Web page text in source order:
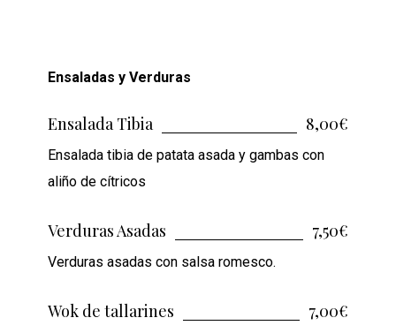
Ensaladas y Verduras
Ensalada Tibia 8,00€
Ensalada tibia de patata asada y gambas con
aliño de cítricos
Verduras Asadas 7,50€
Verduras asadas con salsa romesco.
Wok de tallarines 7,00€